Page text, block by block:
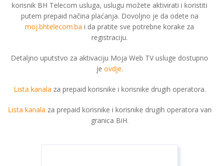
korisnik BH Telecom usluga, uslugu možete aktivirati i koristiti
putem prepaid načina plaćanja. Dovoljno je da odete na
moj.bhtelecom.ba i da pratite sve potrebne korake za
registraciju.
Detaljno uputstvo za aktivaciju Moja Web TV usluge dostupno
je ovdje.
Lista kanala za prepaid korisnike i korisnike drugih operatora.
Lista kanala za prepaid korisnike i korisnike drugih operatora van
granica BiH.